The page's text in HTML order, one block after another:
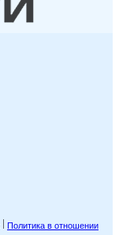
Политика в отношении